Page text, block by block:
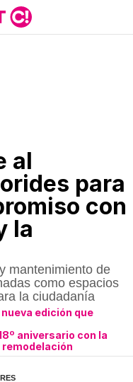
al
para
con
la
mantenimiento de
como espacios
la ciudadanía
edición que
aniversario con la